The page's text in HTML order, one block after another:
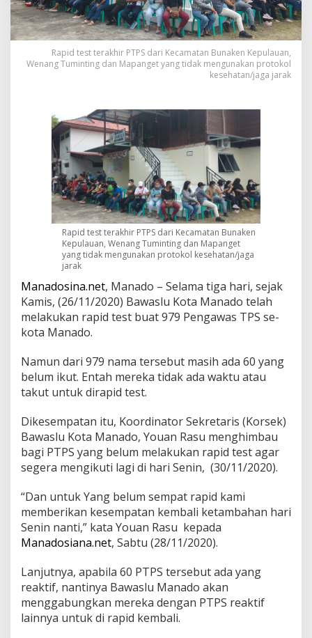
o
B
e
l
u
m
a
p
i
d
T
s
t
Rapid test terakhir PTPS dari Kecamatan Bunaken Kepulauan,
Wenang Tuminting dan Mapanget yang tidak mengunakan protokol
kesehatan/jaga jarak
Rapid test terakhir PTPS dari Kecamatan Bunaken
Kepulauan, Wenang Tuminting dan Mapanget
yang tidak mengunakan protokol kesehatan/jaga
jarak
Manadosina.net, Manado – Selama tiga hari, sejak
Kamis, (26/11/2020) Bawaslu Kota Manado telah
melakukan rapid test buat 979 Pengawas TPS se-
kota Manado.
Namun dari 979 nama tersebut masih ada 60 yang
belum ikut. Entah mereka tidak ada waktu atau
takut untuk dirapid test.
Dikesempatan itu, Koordinator Sekretaris (Korsek)
Bawaslu Kota Manado, Youan Rasu menghimbau
bagi PTPS yang belum melakukan rapid test agar
segera mengikuti lagi di hari Senin, (30/11/2020).
“Dan untuk Yang belum sempat rapid kami
memberikan kesempatan kembali ketambahan hari
Senin nanti,” kata Youan Rasu kepada
Manadosiana.net, Sabtu (28/11/2020).
Lanjutnya, apabila 60 PTPS tersebut ada yang
reaktif, nantinya Bawaslu Manado akan
menggabungkan mereka dengan PTPS reaktif
lainnya untuk di rapid kembali.